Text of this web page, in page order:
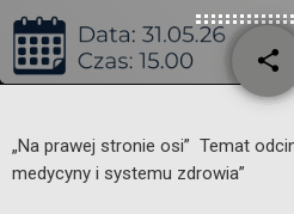
share
email
„Na prawej stronie osi” Temat
medycyny i systemu zdrowia”